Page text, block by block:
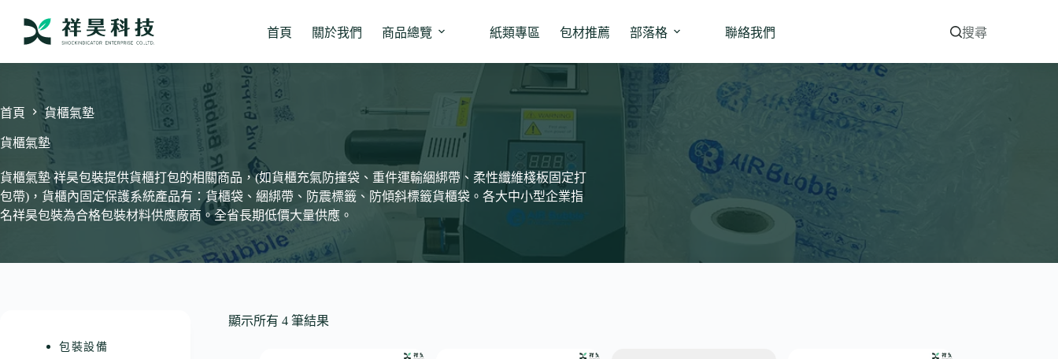
要
容
首頁 關於我們 商品總覽 紙類專區 包材推薦 部落格 聯絡我們 搜尋
首頁 貨櫃氣墊
貨櫃氣墊
貨櫃氣墊 祥昊包裝提供貨櫃打包的相關商品，(如貨櫃充氣防撞袋、重件運輸綑綁帶、柔性纖維棧板固定打
包帶)，貨櫃內固定保護系統產品有：貨櫃袋、綑綁帶、防震標籤、防傾斜標籤貨櫃袋。各大中小型企業指
名祥昊包裝為合格包裝材料供應廠商。全省長期低價大量供應。
顯示所有 4 筆結果
包裝設備